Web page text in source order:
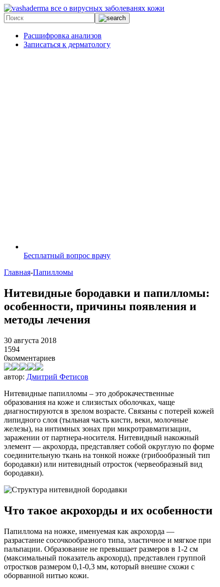
все о вирусных заболеванях кожи
Расшифровка анализов
Записаться к дерматологу
Бесплатный вопрос врачу
Главная-Папилломы
Нитевидные бородавки и папилломы:
особенности, причины появления и
методы лечения
30 августа 2018
1594
0комментариев
автор: Дмитрий Фетисов
Нитевидные папилломы – это доброкачественные
образования на коже и слизистых оболочках, чаще
диагностируются в зрелом возрасте. Связаны с потерей кожей
липидного слоя (тыльная часть кисти, веки, молочные
железы), на интимных зонах при микротравматизации,
заражении от партнера-носителя. Нитевидный накожный
элемент — акрохорда, представляет собой округлую по форме
соединительную ткань на тонкой ножке (грибообразный тип
бородавки) или нитевидный отросток (червеобразный вид
бородавки).
Что такое акрохорды и их особенности
Папиллома на ножке, именуемая как акрохорда —
разрастание сосочкообразного типа, эластичное и мягкое при
пальпации. Образование не превышает размеров в 1-2 см
(максимальный показатель акрохорд), представлен группой
отростков размером 0,1-0,3 мм, который внешне схожи с
оборванной нитью кожи.